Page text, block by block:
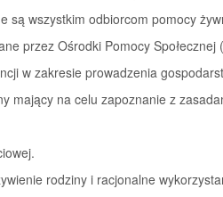
są wszystkim odbiorcom pomocy
przez Ośrodki Pomocy
w zakresie prowadzenia
mający na celu zapoznanie z
rodziny i racjonalne